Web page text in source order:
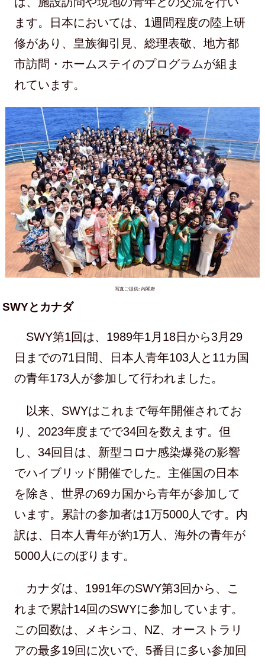
ます。日本においては、1週間程度の陸上研
修があり、皇族御引見、総理表敬、地方都
市訪問・ホームステイのプログラムが組ま
れています。
写真ご提供: 内閣府
SWYとカナダ
SWY第1回は、1989年1月18日から3月29
日までの71日間、日本人青年103人と11カ国
の青年173人が参加して行われました。
以来、SWYはこれまで毎年開催されてお
り、2023年度までで34回を数えます。但
し、34回目は、新型コロナ感染爆発の影響
でハイブリッド開催でした。主催国の日本
を除き、世界の69カ国から青年が参加して
います。累計の参加者は1万5000人です。内
訳は、日本人青年が約1万人、海外の青年が
5000人にのぼります。
カナダは、1991年のSWY第3回から、こ
れまで累計14回のSWYに参加しています。
この回数は、メキシコ、NZ、オーストラリ
アの最多19回に次いで、5番目に多い参加回